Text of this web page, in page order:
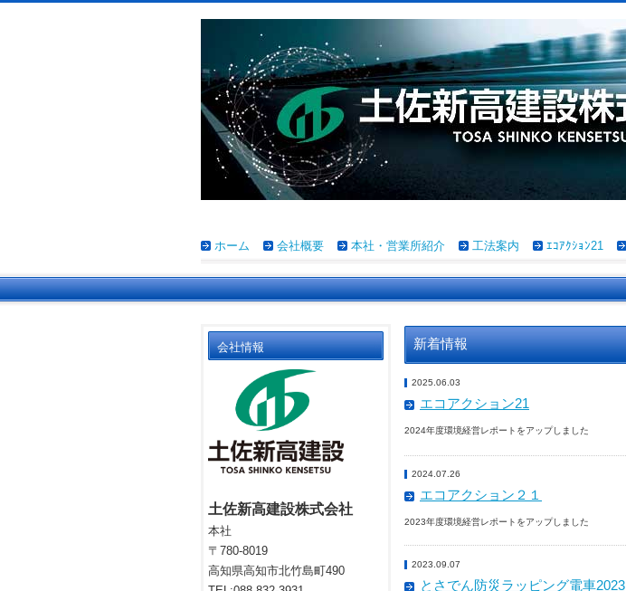
ホーム 会社概要 本社・営業所紹介 工法案内 ｴｺｱｸｼｮﾝ21
新着情報
2025.06.03
エコアクション21
2024年度環境経営レポートをアップしました
2024.07.26
エコアクション２１
2023年度環境経営レポートをアップしました
2023.09.07
とさでん防災ラッピング電車2023
会社情報
土佐新高建設株式会社
本社
〒780-8019
高知県高知市北竹島町490